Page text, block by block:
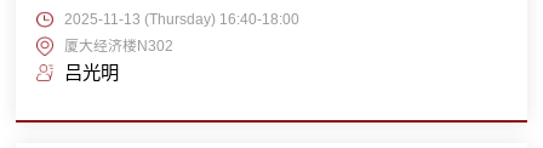
2025-11-13 (Thursday) 16:40-18:00
厦大经济楼N302
吕光明